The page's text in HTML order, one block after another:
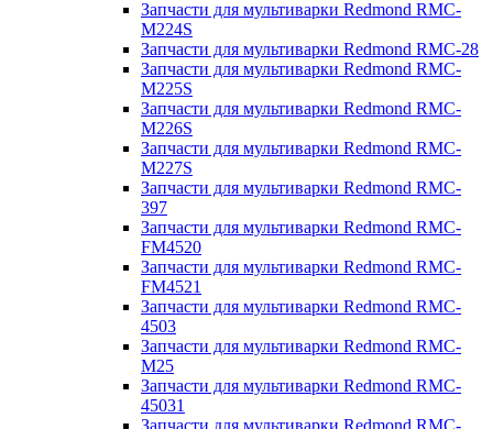
Запчасти для мультиварки Redmond RMC-
M224S
Запчасти для мультиварки Redmond RMC-28
Запчасти для мультиварки Redmond RMC-
M225S
Запчасти для мультиварки Redmond RMC-
M226S
Запчасти для мультиварки Redmond RMC-
M227S
Запчасти для мультиварки Redmond RMC-
397
Запчасти для мультиварки Redmond RMC-
FM4520
Запчасти для мультиварки Redmond RMC-
FM4521
Запчасти для мультиварки Redmond RMC-
4503
Запчасти для мультиварки Redmond RMC-
M25
Запчасти для мультиварки Redmond RMC-
45031
Запчасти для мультиварки Redmond RMC-